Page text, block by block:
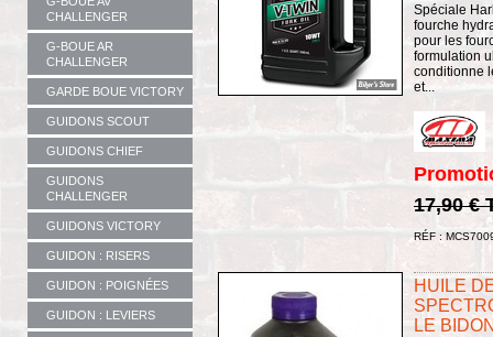
CHALLENGER
G-BOUE AR
CHALLENGER
GARDE BOUE VICTORY
GUIDONS SCOUT
GUIDONS CHIEF
GUIDONS
CHALLENGER
GUIDONS VICTORY
GUIDON : RISERS
GUIDON : POIGNÉES
GUIDON : LEVIERS
Spéciale
fourche
pour les
formulation
conditionne
et...
17,90 €
RÉF :
HUILE
LE